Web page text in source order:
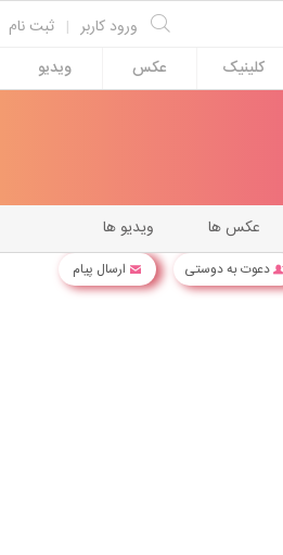
ثبت نام | ورود کاربر
کلینیک عکس ویدیو
دعوت به دوستی ارسال پیام
ویدیو ها عکس ها